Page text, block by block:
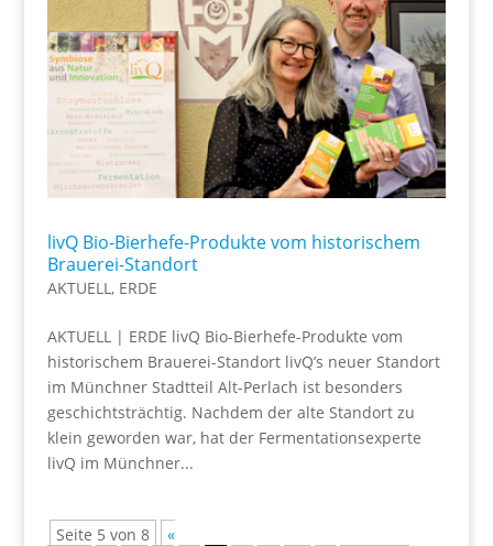
livQ Bio-Bierhefe-Produkte vom historischem
Brauerei-Standort
AKTUELL , ERDE
AKTUELL | ERDE livQ Bio-Bierhefe-Produkte vom
historischem Brauerei-Standort livQ’s neuer Standort
im Münchner Stadtteil Alt-Perlach ist besonders
geschichtsträchtig. Nachdem der alte Standort zu
klein geworden war, hat der Fermentationsexperte
livQ im Münchner...
Seite 5 von 8
«